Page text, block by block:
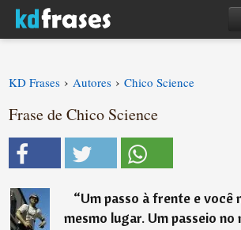
KD Frases › Autores › Chico Science
Frase de Chico Science
“Um passo à frente e você
mesmo lugar. Um passeio